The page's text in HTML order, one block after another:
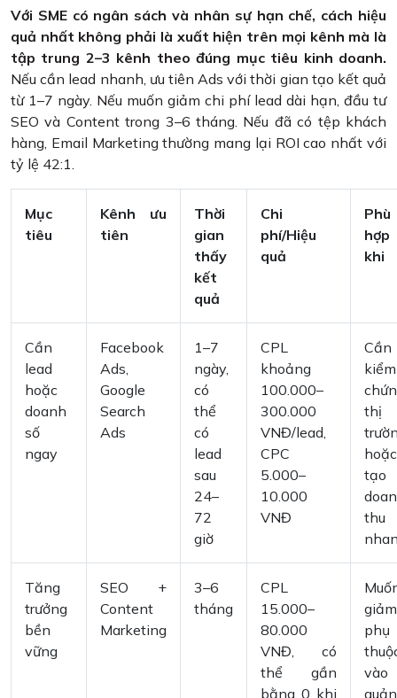
Với SME có ngân sách và nhân sự hạn chế, cách hiệu
quả nhất không phải là xuất hiện trên mọi kênh mà là
tập trung 2–3 kênh theo đúng mục tiêu kinh doanh.
Nếu cần lead nhanh, ưu tiên Ads với thời gian tạo kết quả
từ 1–7 ngày. Nếu muốn giảm chi phí lead dài hạn, đầu tư
SEO và Content trong 3–6 tháng. Nếu đã có tệp khách
hàng, Email Marketing thường mang lại ROI cao nhất với
tỷ lệ 42:1.
Mục
tiêu
Kênh ưu
tiên
Thời
gian
thấy
kết
quả
Chi
phí/Hiệu
quả
Phù
hợp
khi
Cần
lead
hoặc
doanh
số
ngay
Facebook
Ads,
Google
Search
Ads
1–7
ngày,
có
thể
có
lead
sau
24–
72
giờ
CPL
khoảng
100.000–
300.000
VNĐ/lead,
CPC
5.000–
10.000
VNĐ
Cần
kiểm
thị
hoặc
tạo
thu
Tăng
trưởng
bền
vững
SEO +
Content
Marketing
3–6
tháng
CPL
15.000–
80.000
VNĐ, có
thể gần
bằng 0 khi
giảm
phụ
vào